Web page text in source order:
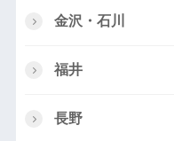
金沢・石川
福井
長野